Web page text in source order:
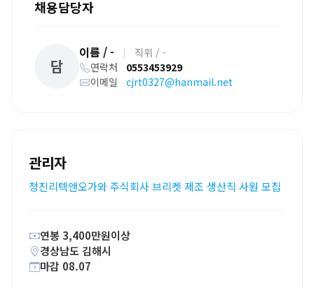
채용담당자
담
이름 / - |
직위 / -
연락처 0553453929
이메일 cjrt0327@hanmail.net
관리자
청진리텍앤오가와 주식회사 브리켓 제조 생산직 사원 모집
연봉 3,400만원이상
경상남도 김해시
마감 08.07